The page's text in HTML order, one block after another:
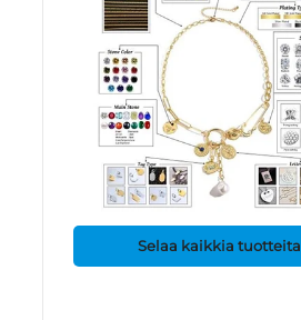
Selaa kaikkia tuotteita